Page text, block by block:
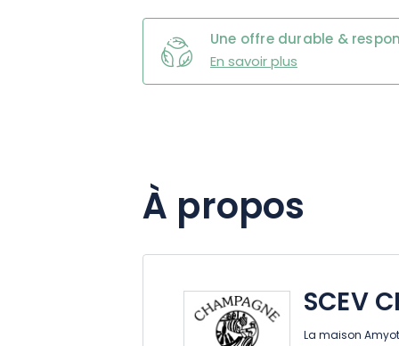
Une offre durable &
En savoir plus
À propos
SCEV
La maison